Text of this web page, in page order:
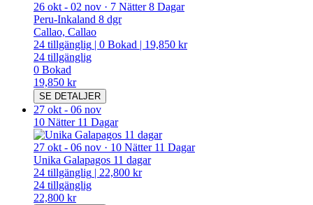
26 okt - 02 nov · 7 Nätter 8 Dagar
Peru-Inkaland 8 dgr
Callao, Callao
24 tillgänglig | 0 Bokad | 19,850 kr
24 tillgänglig
0 Bokad
19,850 kr
SE DETALJER
27 okt - 06 nov
10 Nätter 11 Dagar
27 okt - 06 nov · 10 Nätter 11 Dagar
Unika Galapagos 11 dagar
24 tillgänglig | 22,800 kr
24 tillgänglig
22,800 kr